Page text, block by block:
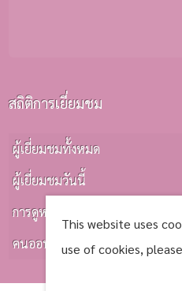
สถิติการเยี่ยมชม
ผู้เยี่ยมชมทั้งหมด
ผู้เยี่ยมชมวันนี้
การดูหน้าเว็บ
คนออนไลน์
This website uses
use of cookies,